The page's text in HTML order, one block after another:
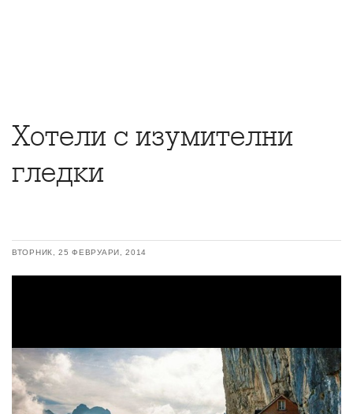
Хотели с изумителни
гледки
ВТОРНИК, 25 ФЕВРУАРИ, 2014